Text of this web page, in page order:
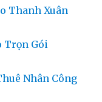
Thanh Xuân
Trọn Gói
Nhân Công